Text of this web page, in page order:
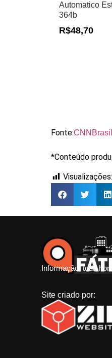
Automatico
364b
R$48,70
Fonte:
*Conteúdo
Visualizações:
Informação, toda
Site criado por: